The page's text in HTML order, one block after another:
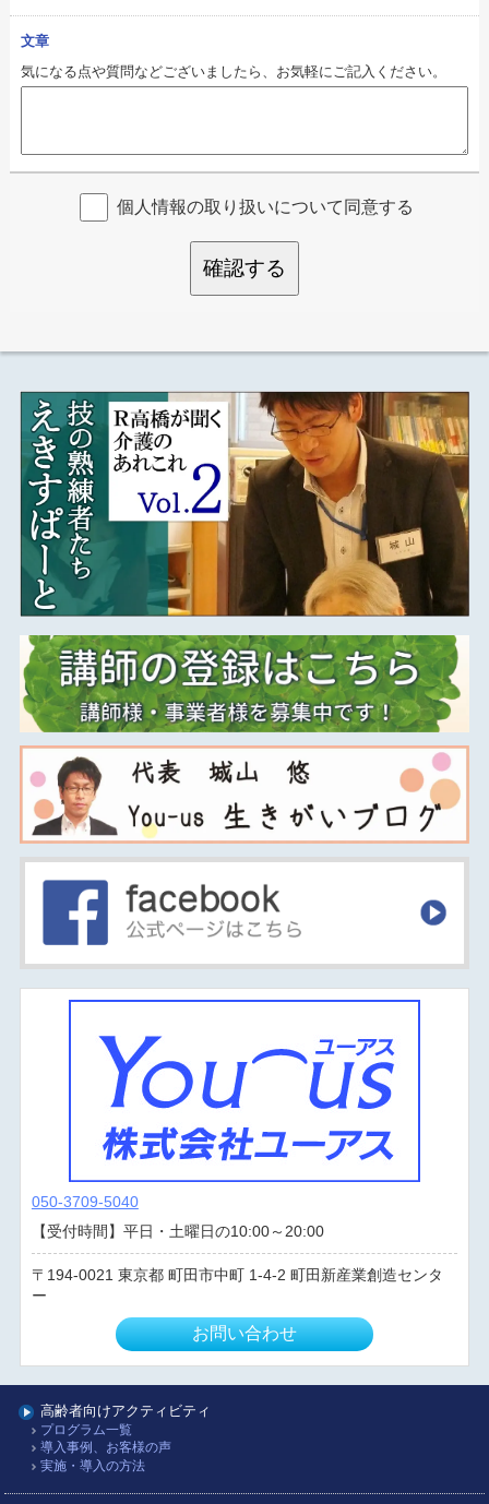
文章
気になる点や質問などございましたら、お気軽にご記入ください。
個人情報の取り扱いについて同意する
確認する
050-3709-5040
【受付時間】平日・土曜日の10:00～20:00
194-0021 東京都 町田市中町 1-4-2 町田新産業創造センタ
ー
お問い合わせ
高齢者向けアクティビティ
プログラム一覧
導入事例、お客様の声
実施・導入の方法